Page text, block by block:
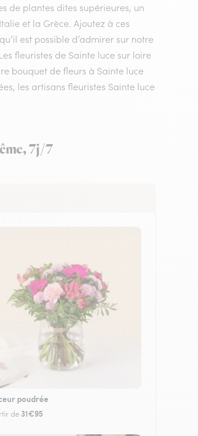
de plantes dites supérieures, un
et la Grèce. Ajoutez à ces
est possible d’admirer sur notre
fleuristes de Sainte luce sur loire
bouquet de fleurs à Sainte luce
les artisans fleuristes Sainte luce
7j/7
poudrée
de 31€95